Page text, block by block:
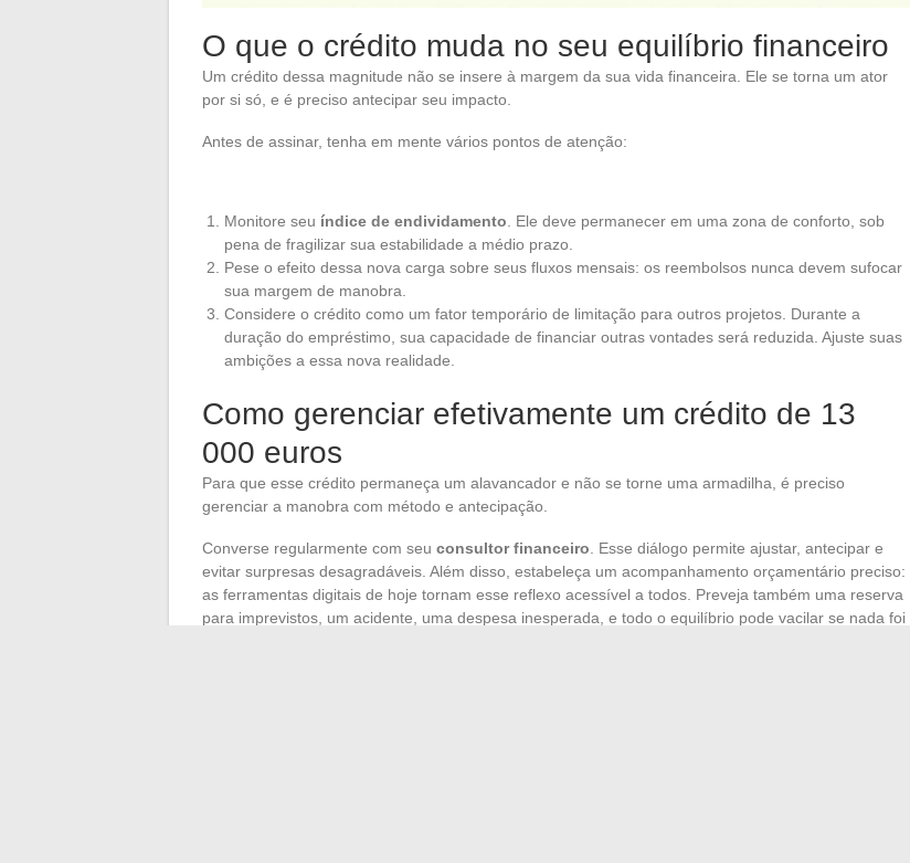
O que o crédito muda no seu equilíbrio financeiro
Um crédito dessa magnitude não se insere à margem da sua vida financeira. Ele se torna um ator
por si só, e é preciso antecipar seu impacto.
Antes de assinar, tenha em mente vários pontos de atenção:
Monitore seu índice de endividamento . Ele deve permanecer em uma zona de conforto, sob
pena de fragilizar sua estabilidade a médio prazo.
Pese o efeito dessa nova carga sobre seus fluxos mensais: os reembolsos nunca devem sufocar
sua margem de manobra.
Considere o crédito como um fator temporário de limitação para outros projetos. Durante a
duração do empréstimo, sua capacidade de financiar outras vontades será reduzida. Ajuste suas
ambições a essa nova realidade.
Como gerenciar efetivamente um crédito de 13
000 euros
Para que esse crédito permaneça um alavancador e não se torne uma armadilha, é preciso
gerenciar a manobra com método e antecipação.
Converse regularmente com seu consultor financeiro . Esse diálogo permite ajustar, antecipar e
evitar surpresas desagradáveis. Além disso, estabeleça um acompanhamento orçamentário preciso:
as ferramentas digitais de hoje tornam esse reflexo acessível a todos. Preveja também uma reserva
para imprevistos, um acidente, uma despesa inesperada, e todo o equilíbrio pode vacilar se nada foi